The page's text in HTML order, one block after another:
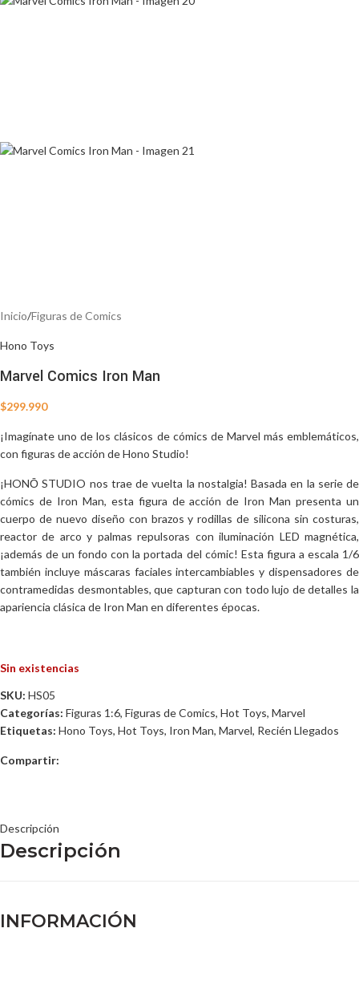
Inicio/Figuras de Comics
Hono Toys
Marvel Comics Iron Man
$299.990
¡Imagínate uno de los clásicos de cómics de Marvel más emblemáticos,
con figuras de acción de Hono Studio!
¡HONŌ STUDIO nos trae de vuelta la nostalgia! Basada en la serie de
cómics de Iron Man, esta figura de acción de Iron Man presenta un
cuerpo de nuevo diseño con brazos y rodillas de silicona sin costuras,
reactor de arco y palmas repulsoras con iluminación LED magnética,
¡además de un fondo con la portada del cómic! Esta figura a escala 1/6
también incluye máscaras faciales intercambiables y dispensadores de
contramedidas desmontables, que capturan con todo lujo de detalles la
apariencia clásica de Iron Man en diferentes épocas.
Sin existencias
SKU: HS05
Categorías: Figuras 1:6, Figuras de Comics, Hot Toys, Marvel
Etiquetas: Hono Toys, Hot Toys, Iron Man, Marvel, Recién Llegados
Compartir:
Descripción
Descripción
INFORMACIÓN